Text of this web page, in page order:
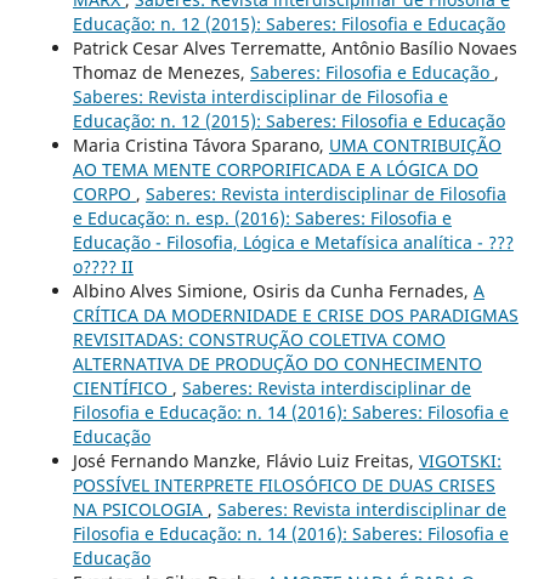
Educação: n. 12 (2015): Saberes: Filosofia e Educação
Patrick Cesar Alves Terrematte, Antônio Basílio Novaes
Thomaz de Menezes, Saberes: Filosofia e Educação ,
Saberes: Revista interdisciplinar de Filosofia e
Educação: n. 12 (2015): Saberes: Filosofia e Educação
Maria Cristina Távora Sparano, UMA CONTRIBUIÇÃO
AO TEMA MENTE CORPORIFICADA E A LÓGICA DO
CORPO , Saberes: Revista interdisciplinar de Filosofia
e Educação: n. esp. (2016): Saberes: Filosofia e
Educação - Filosofia, Lógica e Metafísica analítica - ???
o???? II
Albino Alves Simione, Osiris da Cunha Fernades, A
CRÍTICA DA MODERNIDADE E CRISE DOS PARADIGMAS
REVISITADAS: CONSTRUÇÃO COLETIVA COMO
ALTERNATIVA DE PRODUÇÃO DO CONHECIMENTO
CIENTÍFICO , Saberes: Revista interdisciplinar de
Filosofia e Educação: n. 14 (2016): Saberes: Filosofia e
Educação
José Fernando Manzke, Flávio Luiz Freitas, VIGOTSKI:
POSSÍVEL INTERPRETE FILOSÓFICO DE DUAS CRISES
NA PSICOLOGIA , Saberes: Revista interdisciplinar de
Filosofia e Educação: n. 14 (2016): Saberes: Filosofia e
Educação